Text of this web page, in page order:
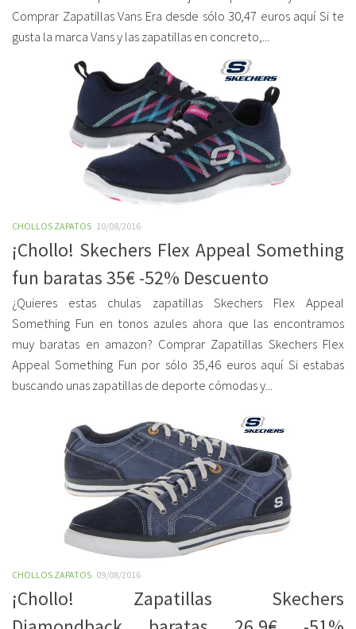
Comprar Zapatillas Vans Era desde sólo 30,47 euros aquí Si te
gusta la marca Vans y las zapatillas en concreto,...
CHOLLOS ZAPATOS 10/08/2016
¡Chollo! Skechers Flex Appeal Something
fun baratas 35€ -52% Descuento
¿Quieres estas chulas zapatillas Skechers Flex Appeal
Something Fun en tonos azules ahora que las encontramos
muy baratas en amazon? Comprar Zapatillas Skechers Flex
Appeal Something Fun por sólo 35,46 euros aquí Si estabas
buscando unas zapatillas de deporte cómodas y...
CHOLLOS ZAPATOS 09/08/2016
¡Chollo! Zapatillas Skechers